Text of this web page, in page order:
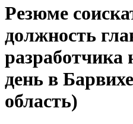
Резюме
должность
день в
область)